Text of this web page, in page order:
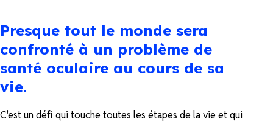
Presque tout le monde sera
confronté à un problème de
santé oculaire au cours de sa
vie.
C'est un défi qui touche toutes les étapes de la vie et qui